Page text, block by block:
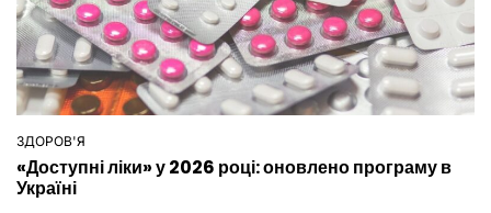
ОПУБЛІКУВАТИ
У
ЗДОРОВ'Я
«Доступні ліки» у 2026 році: оновлено програму в
Україні